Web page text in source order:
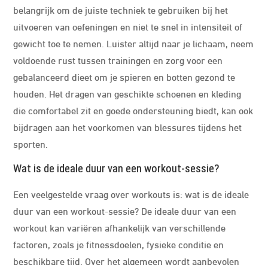
belangrijk om de juiste techniek te gebruiken bij het
uitvoeren van oefeningen en niet te snel in intensiteit of
gewicht toe te nemen. Luister altijd naar je lichaam, neem
voldoende rust tussen trainingen en zorg voor een
gebalanceerd dieet om je spieren en botten gezond te
houden. Het dragen van geschikte schoenen en kleding
die comfortabel zit en goede ondersteuning biedt, kan ook
bijdragen aan het voorkomen van blessures tijdens het
sporten.
Wat is de ideale duur van een workout-sessie?
Een veelgestelde vraag over workouts is: wat is de ideale
duur van een workout-sessie? De ideale duur van een
workout kan variëren afhankelijk van verschillende
factoren, zoals je fitnessdoelen, fysieke conditie en
beschikbare tijd. Over het algemeen wordt aanbevolen